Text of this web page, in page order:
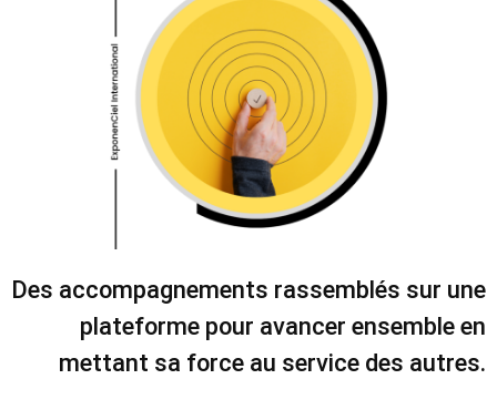
Des accompagnements rassemblés sur une
plateforme pour avancer ensemble en
mettant sa force au service des autres.